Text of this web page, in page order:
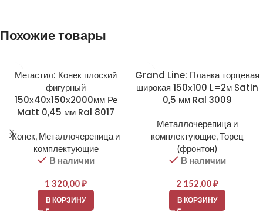
Похожие товары
Мегастил: Конек плоский
фигурный
150х40х150х2000мм Ре
Matt 0,45 мм Ral 8017
Конек, Металлочерепица и
комплектующие
В наличии
1 320,00₽
В КОРЗИНУ
Grand Line: Планка торцевая
широкая 150х100 L=2м Satin
0,5 мм Ral 3009
Металлочерепица и
комплектующие,Торец
(фронтон)
В наличии
2 152,00₽
В КОРЗИНУ